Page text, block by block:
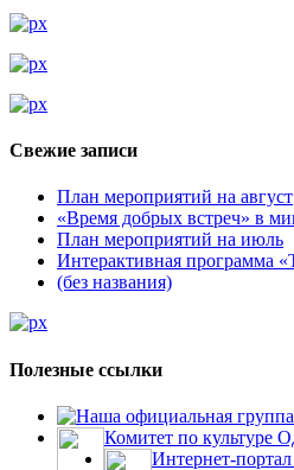
Свежие записи
План мероприятий на август
«Время добрых встреч» в
План мероприятий на июль
Интерактивная программа
(без названия)
Полезные ссылки
Наша официальная
Комитет по культуре
Интернет-портал